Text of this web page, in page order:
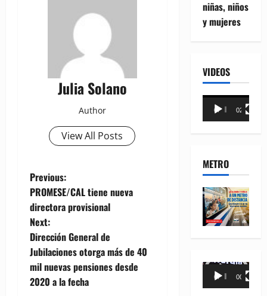
Julia Solano
Author
View All Posts
P
o
s
t
n
Previous:
PROMESE/CAL tiene nueva
directora provisional
Next:
Dirección General de
Jubilaciones otorga más de 40
mil nuevas pensiones desde
2020 a la fecha
niñas, niños
y mujeres
VIDEOS
Reproductor
00:00 02:18
METRO
Reproductor
00:00 00:35